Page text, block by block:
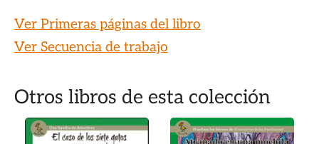
Ver Primeras páginas del libro
Ver Secuencia de trabajo
Otros libros de esta colección